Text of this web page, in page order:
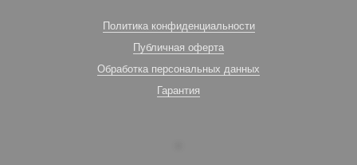
Политика конфиденциальности
Публичная оферта
Обработка персональных данных
Гарантия